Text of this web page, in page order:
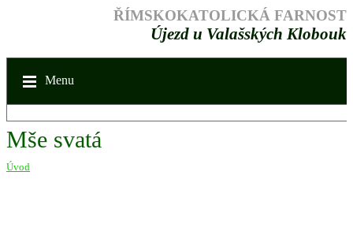
ŘÍMSKOKATOLICKÁ FARNOST
Újezd u Valašských Klobouk
Menu
Mše svatá
Úvod